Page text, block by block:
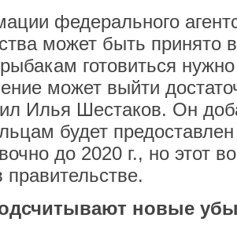
федерального
может быть
готовиться
может выйти
Илья Шестаков. Он
будет
до 2020 г., но этот
правительстве.
новые